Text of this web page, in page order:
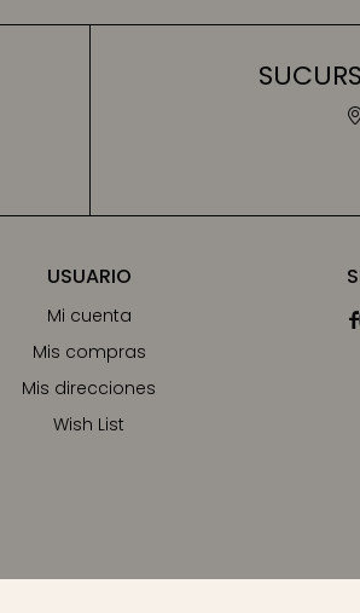
USUARIO
Mi cuenta
Mis compras
Mis direcciones
Wish List
